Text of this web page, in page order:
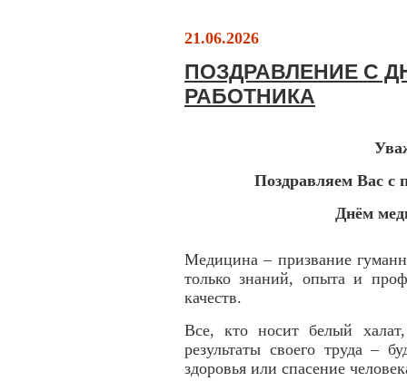
21.06.2026
ПОЗДРАВЛЕНИЕ С
РАБОТНИКА
Поздравляем Вас с
Днём
Медицина – призвание
только знаний, опыта и
качеств.
Все, кто носит белый халат,
результаты своего труда –
здоровья или спасение